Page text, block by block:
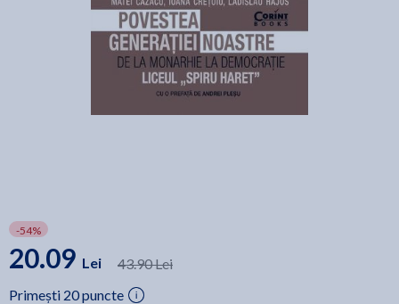
-54%
20.09 Lei
43.90 Lei
Primești 20 puncte